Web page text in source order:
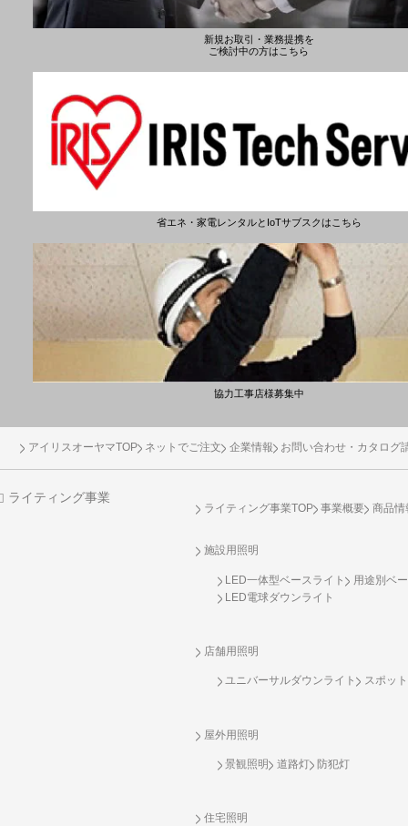
新規お取引・業務提携を
ご検討中の方はこちら
省エネ・家電レンタルとIoTサブスクはこちら
協力工事店様募集中
アイリスオーヤマTOP ネットでご注文 企業情報 お問い合わせ・カタログ
ライティング事業
ライティング事業TOP 事業概要 商品情
施設用照明
LED一体型ベースライト
用途別ベ
LED電球ダウンライト
店舗用照明
ユニバーサルダウンライト スポッ
屋外用照明
景観照明 道路灯 防犯灯
住宅照明